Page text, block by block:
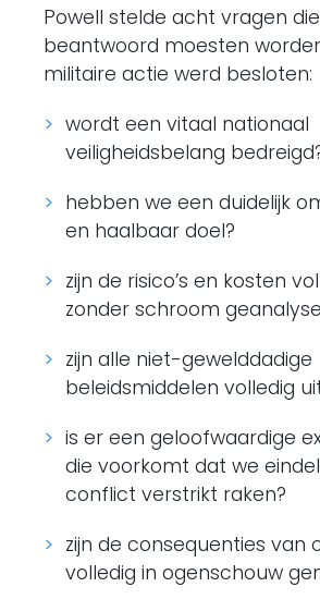
Powell stelde acht vragen
beantwoord moesten
militaire actie werd besloten:
wordt een vitaal nationaal
veiligheidsbelang
hebben we een duidelijk
en haalbaar doel?
zijn de risico’s en kosten
zonder schroom
zijn alle niet-gewelddadige
beleidsmiddelen volledig
is er een geloofwaardige
die voorkomt dat we
conflict verstrikt raken?
zijn de consequenties van
volledig in ogenschouw